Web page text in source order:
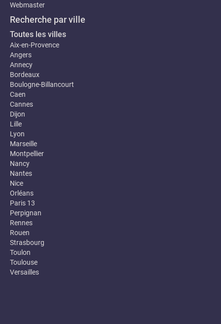
Webmaster
Recherche par ville
Toutes les villes
Aix-en-Provence
Angers
Annecy
Bordeaux
Boulogne-Billancourt
Caen
Cannes
Dijon
Lille
Lyon
Marseille
Montpellier
Nancy
Nantes
Nice
Orléans
Paris 13
Perpignan
Rennes
Rouen
Strasbourg
Toulon
Toulouse
Versailles